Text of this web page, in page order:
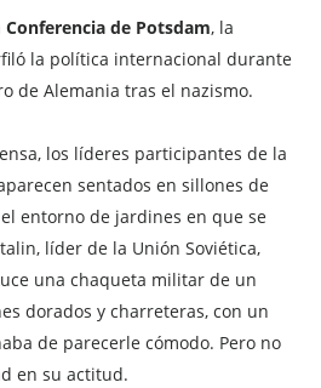
Conferencia de Potsdam, la
la política internacional durante
de Alemania tras el nazismo.
los líderes participantes de la
sentados en sillones de
entorno de jardines en que se
líder de la Unión Soviética,
una chaqueta militar de un
dorados y charreteras, con un
de parecerle cómodo. Pero no
en su actitud.